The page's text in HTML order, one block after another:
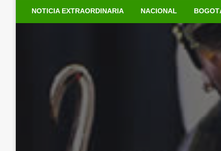
NOTICIA EXTRAORDINARIA NACIONAL